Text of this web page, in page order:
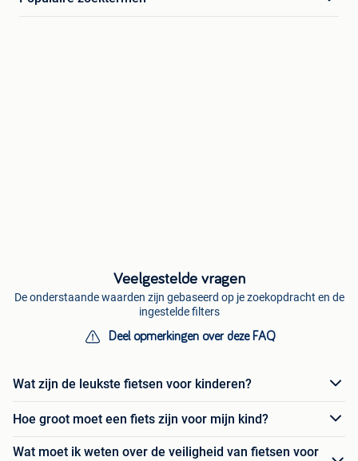
Veelgestelde vragen
De onderstaande waarden zijn gebaseerd op je zoekopdracht en de
ingestelde filters
Deel opmerkingen over deze FAQ
Wat zijn de leukste fietsen voor kinderen?
Hoe groot moet een fiets zijn voor mijn kind?
Wat moet ik weten over de veiligheid van fietsen voor